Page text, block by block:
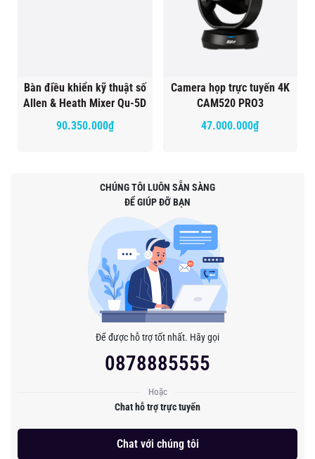
Bàn điều khiển kỹ thuật số
Allen & Heath Mixer Qu-5D
90.350.000₫
Camera họp trực tuyến 4K
CAM520 PRO3
47.000.000₫
CHÚNG TÔI LUÔN SẴN SÀNG
ĐỂ GIÚP ĐỠ BẠN
Để được hỗ trợ tốt nhất. Hãy gọi
0878885555
Hoặc
Chat hỗ trợ trực tuyến
Chat với chúng tôi